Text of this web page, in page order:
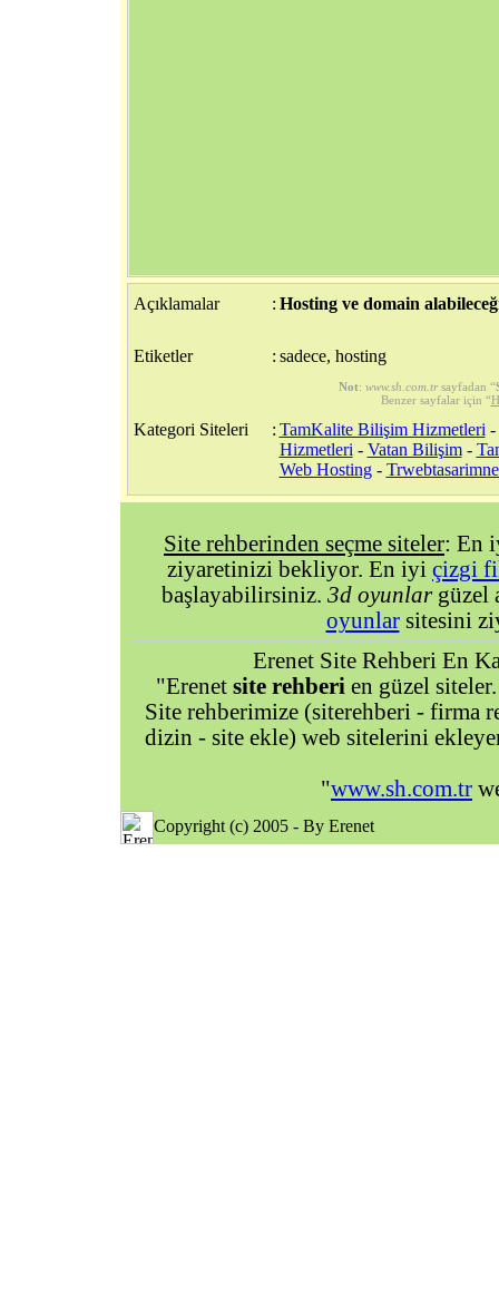
Açıklamalar : Hosting ve domain
Etiketler : sadece, hosting
Not: www.sh.com.trsayfadan “
Benzer sayfalar için “
Kategori Siteleri : TamKalite Bilişim Hizmetleri -
Hizmetleri - Vatan Bilişim-
Web Hosting-
Site rehberinden seçme siteler: En
ziyaretinizi bekliyor. En iyi çizgi
başlayabilirsiniz. 3d oyunlargüzel
oyunlarsitesini
Erenet Site Rehberi En
"Erenet site rehberi en güzel
Site rehberimize (siterehberi - firma
dizin - site ekle) web sitelerini
"www.sh.com.tr
Copyright (c) 2005 - By Erenet